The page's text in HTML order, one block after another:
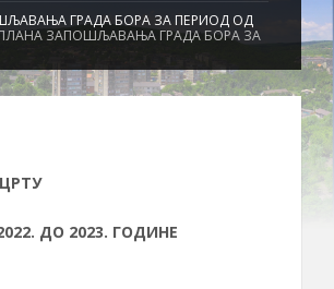
ГРАДА БОРА ЗА ПЕРИОД ОД
ЗАПОШЉАВАЊА ГРАДА БОРА ЗА
ДО 2023. ГОДИНЕ